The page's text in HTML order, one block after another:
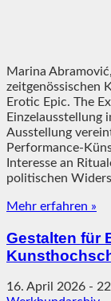
Marina
zeitgenössischen
Erotic Epic. The
Einzelausstellung
Ausstellung
Performance-
Interesse an
politischen
Mehr erfahren »
Gestalten für
16. April 2026 -